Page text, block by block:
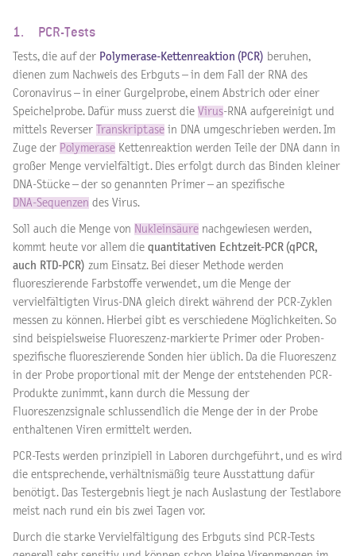
1. PCR-Tests
Tests, die auf der Polymerase-Kettenreaktion (PCR) beruhen,
dienen zum Nachweis des Erbguts – in dem Fall der RNA des
Coronavirus – in einer Gurgelprobe, einem Abstrich oder einer
Speichelprobe. Dafür muss zuerst die Virus-RNA aufgereinigt und
mittels Reverser
Transkriptase in DNA umgeschrieben werden. Im
Zuge der Polymerase Kettenreaktion werden Teile der DNA dann in
großer Menge vervielfältigt. Dies erfolgt durch das Binden kleiner
DNA-Stücke – der so genannten Primer – an spezifische
DNA-Sequenzen des Virus.
Soll auch die Menge von Nukleinsäure nachgewiesen werden,
kommt heute vor allem die quantitativen Echtzeit-PCR (qPCR,
auch RTD-PCR) zum Einsatz. Bei dieser Methode werden
fluoreszierende Farbstoffe verwendet, um die Menge der
vervielfältigten Virus-DNA gleich direkt während der PCR-Zyklen
messen zu können. Hierbei gibt es verschiedene Möglichkeiten. So
sind beispielsweise Fluoreszenz-markierte Primer oder Proben-
spezifische fluoreszierende Sonden hier üblich. Da die Fluoreszenz
in der Probe proportional mit der Menge der entstehenden PCR-
Produkte zunimmt, kann durch die Messung der
Fluoreszenzsignale schlussendlich die Menge der in der Probe
enthaltenen Viren ermittelt werden.
PCR-Tests werden prinzipiell in Laboren durchgeführt, und es wird
die entsprechende, verhältnismäßig teure Ausstattung dafür
benötigt. Das Testergebnis liegt je nach Auslastung der Testlabore
meist nach rund ein bis zwei Tagen vor.
Durch die starke Vervielfältigung des Erbguts sind PCR-Tests